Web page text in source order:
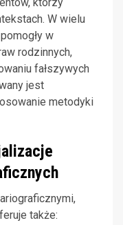
którzy
W wielu
w
rodzinnych,
fałszywych
jest
metodyki
także: